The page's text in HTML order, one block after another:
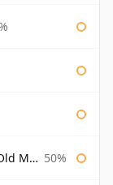
Cask 50%